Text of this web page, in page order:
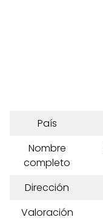
País
Nombre
completo
Dirección
Valoración